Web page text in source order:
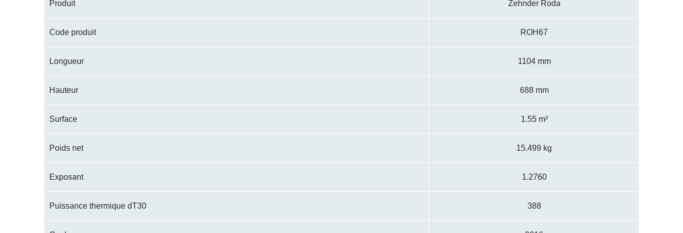
Produit Zehnder Roda
Code produit ROH67
Longueur 1104 mm
Hauteur 688 mm
Surface 1.55 m²
Poids net 15.499 kg
Exposant 1.2760
Puissance thermique dT30 388